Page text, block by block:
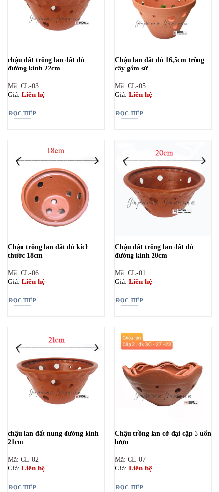
chậu đất trồng lan đất đỏ
đường kính 22cm
Mã: CL-03
Giá: Liên hệ
ĐỌC TIẾP
Chậu lan đất đỏ 16,5cm trồng
cây gốm sứ
Mã: CL-05
Giá: Liên hệ
ĐỌC TIẾP
Chậu trồng lan đất đỏ kích
thước 18cm
Mã: CL-06
Giá: Liên hệ
ĐỌC TIẾP
Chậu đất trồng lan đất đỏ
đường kính 20cm
Mã: CL-01
Giá: Liên hệ
ĐỌC TIẾP
chậu lan đất nung đường kính
21cm
Mã: CL-02
Giá: Liên hệ
ĐỌC TIẾP
Chậu trồng lan cỡ đại cặp 3 uốn
lượn
Mã: CL-07
Giá: Liên hệ
ĐỌC TIẾP